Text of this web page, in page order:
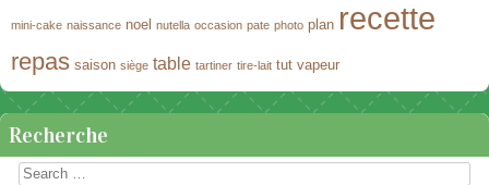
mini-cake naissance noel nutella occasion pate photo plan recette
repas saison siège table tartiner tire-lait tut vapeur
Recherche
Rechercher